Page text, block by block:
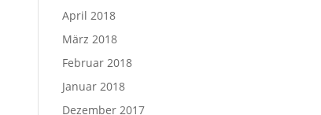
April 2018
März 2018
Februar 2018
Januar 2018
Dezember 2017